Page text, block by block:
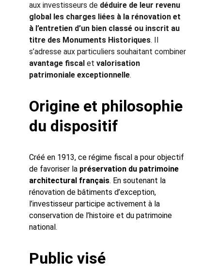
aux investisseurs de déduire de leur revenu
global les charges liées à la rénovation et
à l’entretien d’un bien classé ou inscrit au
titre des Monuments Historiques. Il
s’adresse aux particuliers souhaitant combiner
avantage fiscal et valorisation
patrimoniale exceptionnelle.
Origine et philosophie
du dispositif
Créé en 1913, ce régime fiscal a pour objectif
de favoriser la préservation du patrimoine
architectural français. En soutenant la
rénovation de bâtiments d’exception,
l’investisseur participe activement à la
conservation de l’histoire et du patrimoine
national.
Public visé